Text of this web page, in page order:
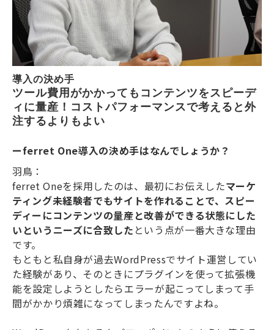
導入の決め手
ツール費用がかかってもコンテンツをスピーデ
ィに量産！コストパフォーマンスで考えると外
注するよりもよい
ーferret One導入の決め手はなんでしょうか？
羽鳥：
ferret Oneを採用したのは、最初にお伝えしたマーケ
ティング未経験者でもサイトを作れることで、スピー
ディーにコンテンツの量産と改善ができる状態にした
いというニーズに合致した という点が一番大きな理由
です。
もともと私自身が過去WordPressでサイト運営してい
た経験があり、そのときにプラグインを使って拡張機
能を設定しようとしたらエラーが起こってしまって手
間がかかり煩雑になってしまったんですよね。